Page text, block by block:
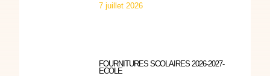
7 juillet 2026
FOURNITURES SCOLAIRES 2026-2027-
ECOLE